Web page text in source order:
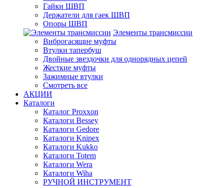
Гайки ШВП
Держатели для гаек ШВП
Опоры ШВП
Элементы трансмиссии
Виброгасящие муфты
Втулки тапербуш
Двойные звездочки для однорядных цепей
Жесткие муфты
Зажимные втулки
Смотреть все
АКЦИИ
Каталоги
Каталог Proxxon
Каталоги Bessey
Каталоги Gedore
Каталоги Knipex
Каталоги Kukko
Каталоги Totem
Каталоги Wera
Каталоги Wiha
РУЧНОЙ ИНСТРУМЕНТ